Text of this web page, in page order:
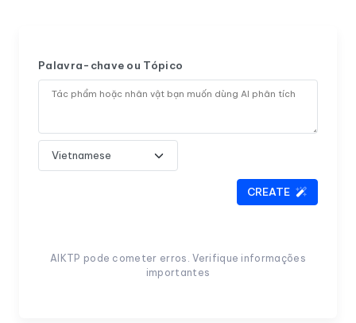
Palavra-chave ou Tópico
CREATE
AIKTP pode cometer erros. Verifique informações
importantes